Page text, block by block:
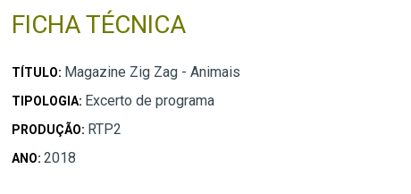
FICHA TÉCNICA
TÍTULO: Magazine Zig Zag - Animais
TIPOLOGIA: Excerto de programa
PRODUÇÃO: RTP2
ANO: 2018